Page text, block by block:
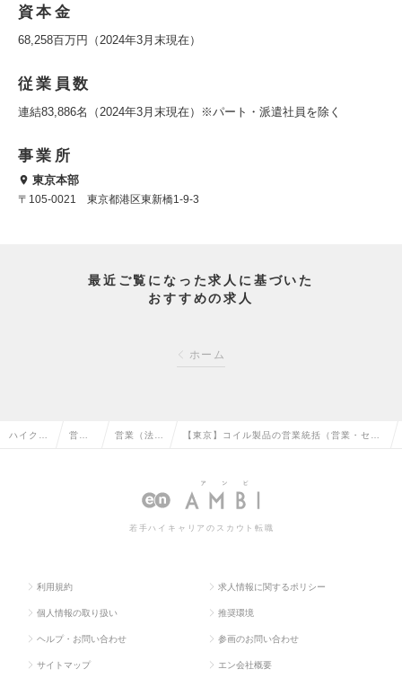
資本金
68,258百万円（2024年3月末現在）
従業員数
連結83,886名（2024年3月末現在）※パート・派遣社員を除く
事業所
東京本部
〒105-0021 東京都港区東新橋1-9-3
最近ご覧になった求人に基づいた
おすすめの求人
ホーム
ハイクラ 営業 営業（法人 【東京】コイル製品の営業統括（営業・セー
の求人情報
若手ハイキャリアのスカウト転職
利用規約 求人情報に関するポリシー
個人情報の取り扱い 推奨環境
ヘルプ・お問い合わせ 参画のお問い合わせ
サイトマップ エン会社概要